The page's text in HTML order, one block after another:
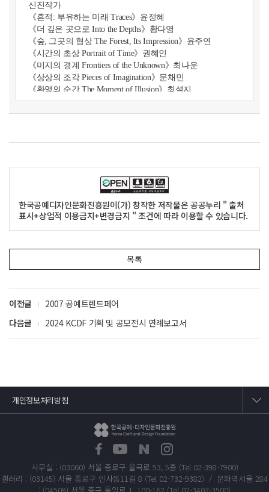
신진작가
《흔적: 부유하는 미래 Traces》윤정혜
《더 깊은 곳으로 Into the Depths》황다영
《숲, 그곳의 형상 The Forest, Its Impression》윤주연
《시간의 초상 Portrait of Time》권혜인
《미지의 경계 Frontiers of the Unknown》최나운
《상상의 조각 Pieces of Imagination》문채민
《환영의 순간 The Moment of Illusion》최설지
《축적의 미학 Accumulated Forms》김성수
《파랑새를 따라서 In Search of Hope》현성환
《바늘 끝에 스며든 시간의 흔적 Traces of Time Imbued in th
《물질선율 Melody within Matter》이영주
《이것은 사과가 아닙니다 This is not an Apple》김문경
《자연색의 감각 The Sensation of Natural Colors》샛골쪽염
색보존회
《우리가 섬이 되는 방식 How We Become Islands》ROS
한국공예디자인문화진흥원이(가) 창작한 저작물은 공공누리 " 출처
표시+상업적 이용금지+변경금지 " 조건에 따라 이용할 수 있습니다.
목록
이전글
2007 공예트렌드페어
다음글
2024 KCDF 기획 및 공모전시 연례보고서
개인정보처리방침
사무실 : (03060) 서울 종로구 율곡로 53, 5층 (Tel 02-398-7900)
갤러리 : (03145) 서울 종로구 인사동11길 8 (Tel 02-732-9382) / 문화역서울 284